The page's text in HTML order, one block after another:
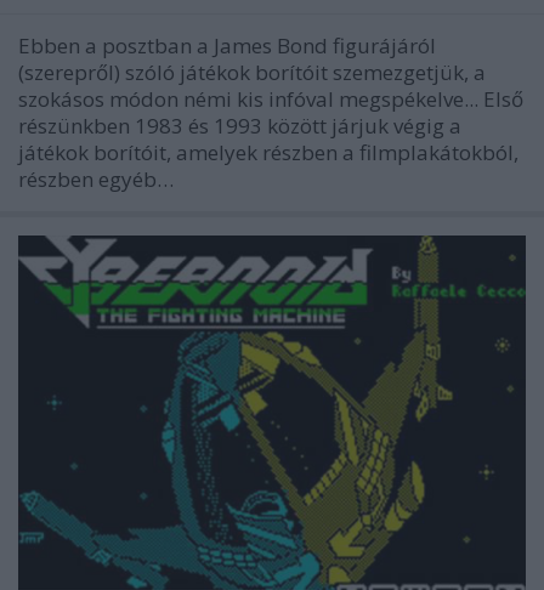
Ebben a posztban a James Bond figurájáról
(szerepről) szóló játékok borítóit szemezgetjük, a
szokásos módon némi kis infóval megspékelve... Első
részünkben 1983 és 1993 között járjuk végig a
játékok borítóit, amelyek részben a filmplakátokból,
részben egyéb…